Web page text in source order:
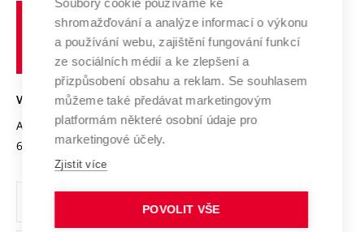
Výzkumné infrastruktury
Transfer znalostí
Open Science
Projekty
Projekty ze strukturálních fondů
Specifický výzkum
Služby univerzity
Mezinárodní dohody
Univerzitní sítě
Udržitelná univerzita
Podnikavá univerzita / ContriBUTe
Bezpečná univerzita
Vyznamenání
Organizační struktura
Ochrana osobních údajů
učení
technické
VYSOKÉ UČENÍ TECHNICKÉ V BRNĚ
Antonínská 548/1
602 00 Brno
www.vut.cz
vut@vutbr.cz
Soubory cookie používáme ke
shromažďování a analýze informací o výkonu
a používání webu, zajištění fungování funkcí
ze sociálních médií a ke zlepšení a
přizpůsobení obsahu a reklam. Se souhlasem
můžeme také předávat marketingovým
platformám některé osobní údaje pro
marketingové účely.
Zjistit více
POVOLIT VŠE